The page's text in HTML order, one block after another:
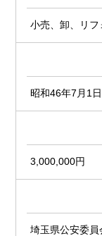
小売、卸、リフ
昭和46年7月1日
3,000,000円
埼玉県公安委